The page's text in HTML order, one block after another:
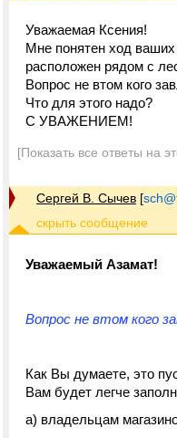
Уважаемая Ксения!
Мне понятен ход
расположен рядом с
Вопрос не втом кого
Что для этого надо?
С УВАЖЕНИЕМ!
[Показать все ответы на
Сергей В. Сычев [
Уважаемый Азамат!
Вопрос не втом кого
Как Вы думаете, это
Вам будет легче
а) владельцам